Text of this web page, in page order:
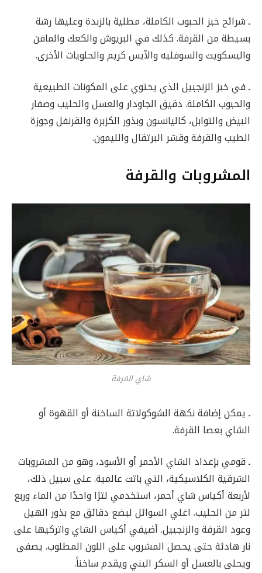
ـشرائح خبز الحبوب الكاملة، مطلية بالزبدة وعليها رشة
بسيطة من القرفة. كذلك في البريوش والكعك والمافن
والبسكويت والسوفليه والآيس كريم والحلويات الأخرى.
ـفي خبز الزنجبيل الذي يحتوي على المكونات الطبيعية
والحبوب الكاملة. دقيق الجاودار والعسل والحليب وصفار
البيض والتوابل، كاليانسون وبذور الكزبرة والقرنفل وجوزة
الطيب والقرفة وقشر البرتقال والليمون.
المشروبات والقرفة
شاي القرفة
ـيمكن إضافة نكهة الشوكولاتة الساخنة أو القهوة أو
الشاي بعصا القرفة.
ـقومي بإعداد الشاي الأحمر أو الأسود، وهو من المشروبات
الشرقية الكلاسيكية، التي باتت عالمية. على سبيل ذلك،
لأربعة أكياس شاي أحمر، استخدمي لترًا واحدًا من الماء وربع
لتر من الحليب. اغلي السوائل لبضع دقائق مع بذور الهيل
وعود القرفة والزنجبيل. أضيفي أكياس الشاي واتركيها على
نار هادئة حتى يحصل المشروب على اللون المطلوب. يصفى
ويحلى بالعسل أو السكر البني ويقدم ساخناً.